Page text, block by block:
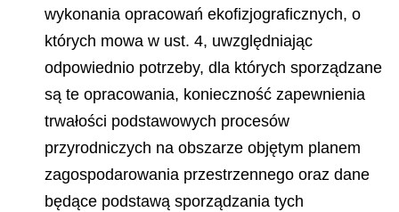
wykonania opracowań ekofizjograficznych, o
których mowa w ust. 4, uwzględniając
odpowiednio potrzeby, dla których sporządzane
są te opracowania, konieczność zapewnienia
trwałości podstawowych procesów
przyrodniczych na obszarze objętym planem
zagospodarowania przestrzennego oraz dane
będące podstawą sporządzania tych